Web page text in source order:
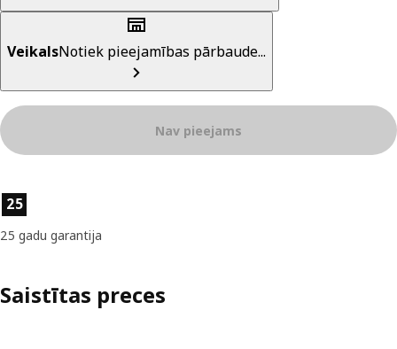
VeikalsNotiek pieejamības pārbaude...
Nav pieejams
Preces īpašības
25
25 gadu garantija
Saistītas preces